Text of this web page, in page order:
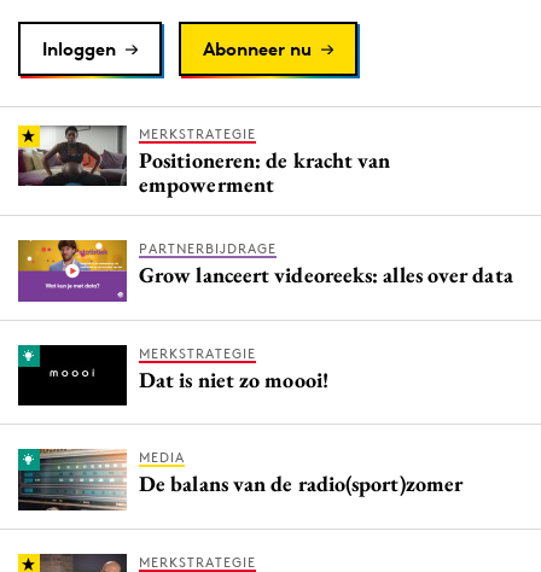
Purpose Marketing
Reputatie & crisis
Inloggen Abonneer nu
MERKSTRATEGIE
Positioneren: de kracht van
empowerment
PARTNERBIJDRAGE
Grow lanceert videoreeks: alles over data
MERKSTRATEGIE
Dat is niet zo moooi!
MEDIA
De balans van de radio(sport)zomer
MERKSTRATEGIE